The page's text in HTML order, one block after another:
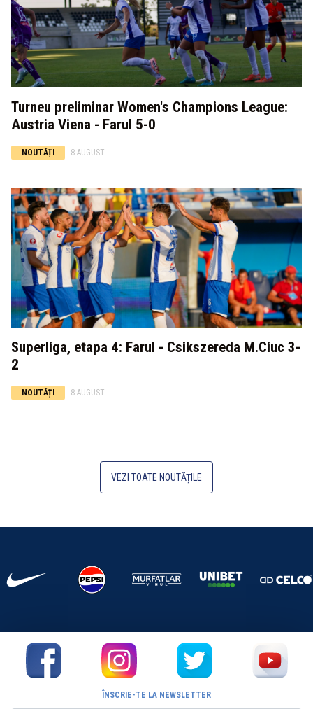
Turneu preliminar Women's Champions League:
Austria Viena - Farul 5-0
NOUTĂȚI 8 AUGUST
Superliga, etapa 4: Farul - Csikszereda M.Ciuc 3-
2
NOUTĂȚI 8 AUGUST
VEZI TOATE NOUTĂȚILE
ÎNSCRIE-TE LA NEWSLETTER